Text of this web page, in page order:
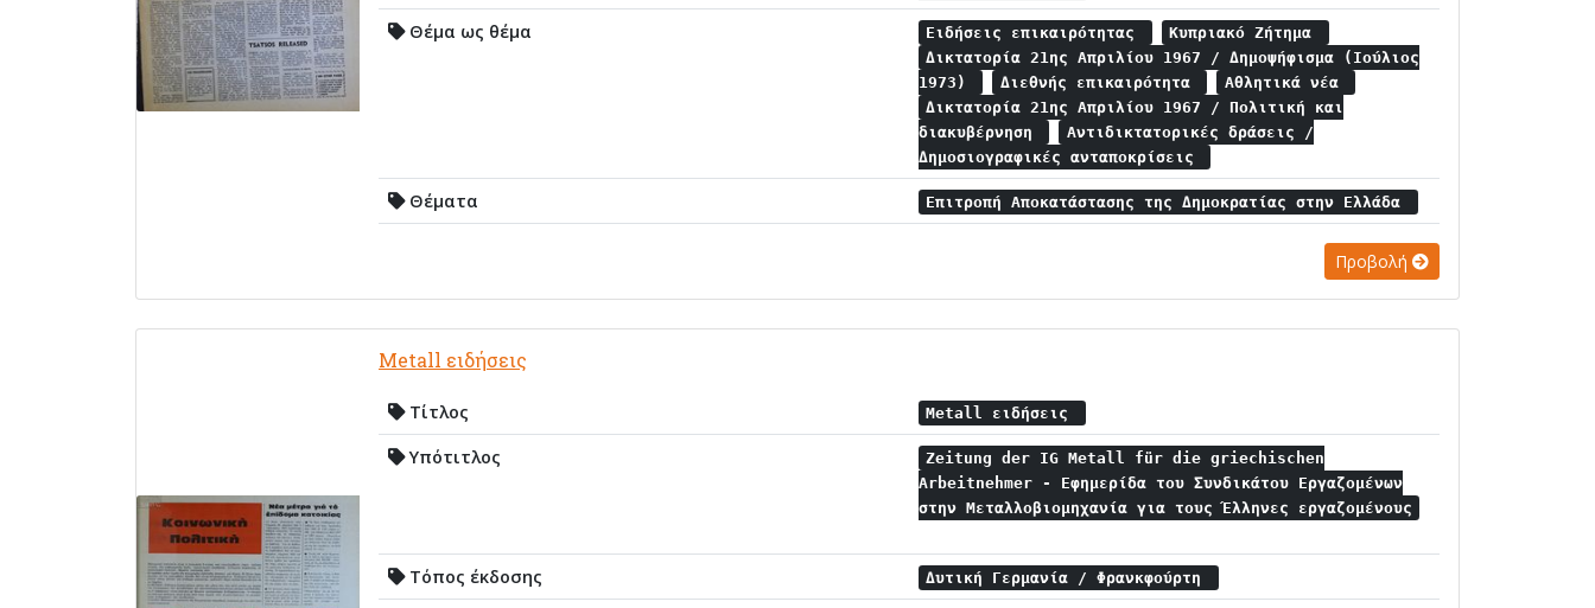
Θέμα ως θέμα Ειδήσεις επικαιρότητας
Κυπριακό Ζήτημα
Δικτατορία 21ης Απριλίου 1967 / Δημοψήφισμα (Ιούλιος
1973)
Διεθνής επικαιρότητα
Αθλητικά νέα
Δικτατορία 21ης Απριλίου 1967 / Πολιτική και
διακυβέρνηση
Αντιδικτατορικές δράσεις /
Δημοσιογραφικές ανταποκρίσεις
Θέματα Επιτροπή Αποκατάστασης της Δημοκρατίας στην Ελλάδα
Προβολή
Metall ειδήσεις
Τίτλος Metall ειδήσεις
Υπότιτλος
Zeitung der IG Metall für die griechischen
Arbeitnehmer - Εφημερίδα του Συνδικάτου Εργαζομένων
στην Μεταλλοβιομηχανία για τους Έλληνες εργαζομένους
Τόπος έκδοσης Δυτική Γερμανία / Φρανκφούρτη